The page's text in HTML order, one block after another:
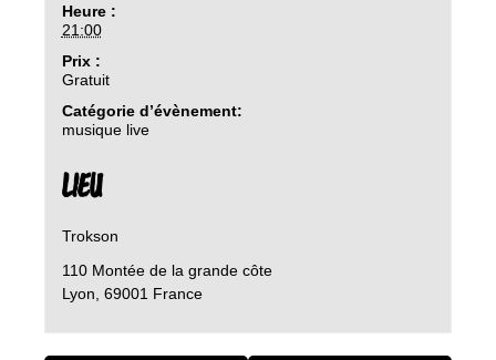
Heure :
21:00
Prix :
Gratuit
Catégorie d’évènement:
musique live
LIEU
Trokson
110 Montée de la grande côte
Lyon 69001 France